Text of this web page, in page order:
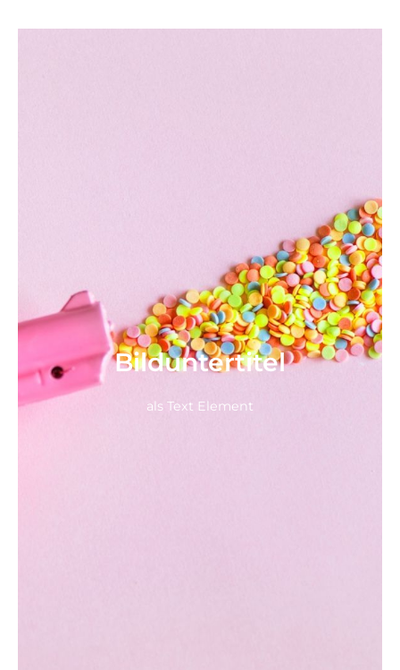
Bild­unter­titel
als Text Element